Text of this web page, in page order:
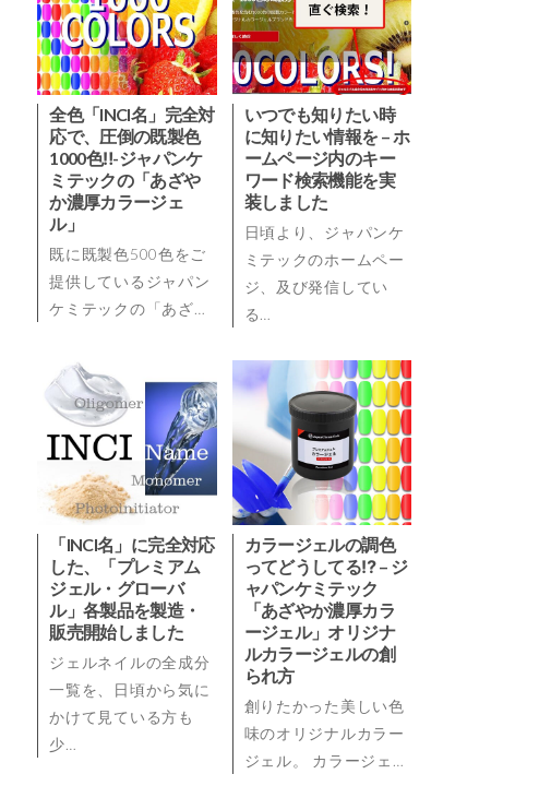
全色「INCI名」完全対
応で、圧倒の既製色
1000色‼-ジャパンケ
ミテックの「あざや
か濃厚カラージェ
ル」
既に既製色500色をご
提供しているジャパン
ケミテックの「あざ…
いつでも知りたい時
に知りたい情報を – ホ
ームページ内のキー
ワード検索機能を実
装しました
日頃より、ジャパンケ
ミテックのホームペー
ジ、及び発信してい
る…
「INCI名」に完全対応
した、「プレミアム
ジェル・グローバ
ル」各製品を製造・
販売開始しました
ジェルネイルの全成分
一覧を、日頃から気に
かけて見ている方も
少…
カラージェルの調色
ってどうしてる⁉ – ジ
ャパンケミテック
「あざやか濃厚カラ
ージェル」オリジナ
ルカラージェルの創
られ方
創りたかった美しい色
味のオリジナルカラー
ジェル。 カラージェ…